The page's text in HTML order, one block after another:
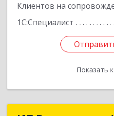
Клиентов на
1С:Специалист
Показать